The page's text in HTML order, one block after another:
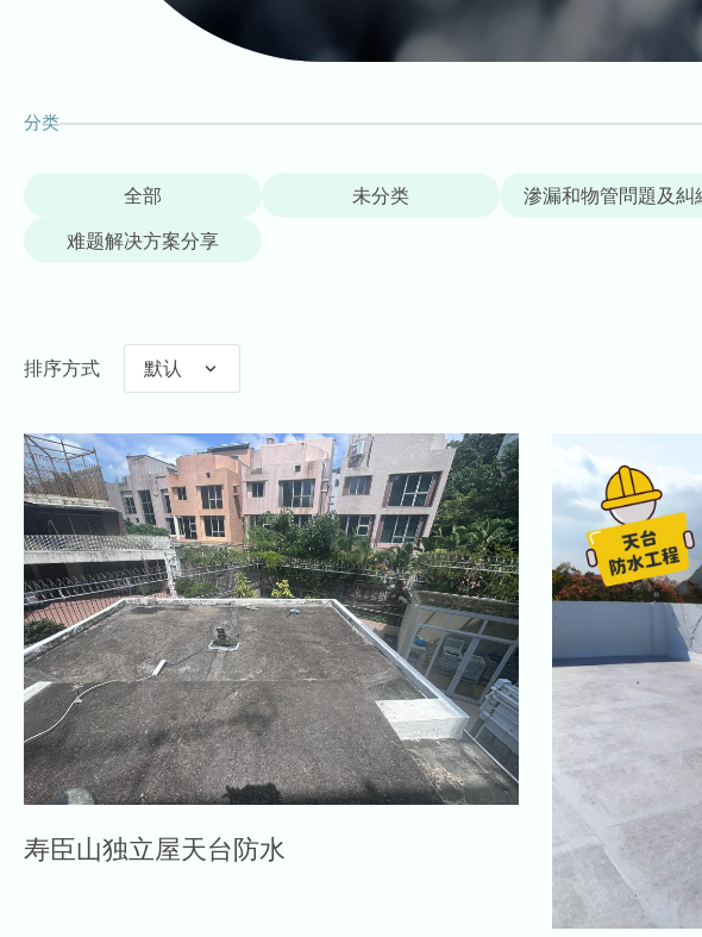
分类
全部 未分类 滲漏和物管問題及糾
难题解决方案分享
排序方式
寿臣山独立屋天台防水